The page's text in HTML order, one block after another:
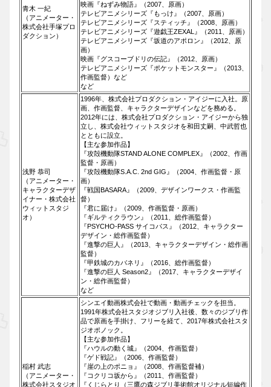
青木 一紀
（アニメーター・
株式会社手塚プロ
ダクション）
映画『ねずみ物語』（2007、原画）
テレビアニメシリーズ『もっけ』（2007、原画）
テレビアニメシリーズ『スティッチ』（2008、原画）
テレビアニメシリーズ『遊戯王ZEXAL』（2011、原画）
テレビアニメシリーズ『坂道のアポロン』（2012、原
画）
映画『グスコーブドリの伝記』（2012、原画）
テレビアニメシリーズ『ポケットモンスター』（2013、
作画監督）など
など
浅野 恭司
（アニメーター・
キャラクターデザ
イナー・株式会社
ウィットスタジ
オ）
1996年、株式会社プロダクション・アイジーに入社。原
画、作画監督、キャラクターデザインなどを務める。
2012年には、株式会社プロダクション・アイジーから独
立し、株式会社ウィットスタジオを和田丈嗣、中武哲也
とともに設立。
【主な参加作品】
『攻殻機動隊STAND ALONE COMPLEX』（2002、作画
監督・原画）
『攻殻機動隊S.A.C. 2nd GIG』（2004、作画監督・原
画）
『戦国BASARA』（2009、デザインワークス・作画監
督）
『君に届け』（2009、作画監督・原画）
『ギルティクラウン』（2011、総作画監督）
『PSYCHO-PASS サイコパス』（2012、キャラクター
デザイン・総作画監督）
『進撃の巨人』（2013、キャラクターデザイン・総作画
監督）
『甲鉄城のカバネリ』（2016、総作画監督）
『進撃の巨人 Season2』（2017、キャラクターデザイ
ン・総作画監督）
など
稲村 武志
（アニメーター・
株式会社スタジオ
シンエイ動画株式会社で動画・動画チェックを担当。
1991年株式会社スタジオジブリ入社後、数々のジブリ作
品で原画を手掛け、フリーを経て、2017年株式会社スタ
ジオポノック。
【主な参加作品】
『ハウルの動く城』（2004、作画監督）
『ゲド戦記』（2006、作画監督）
『崖の上のポニョ』（2008、作画監督補）
『コクリコ坂から』（2011、作画監督）
『くじらとり（三鷹の森ジブリ美術館オリジナル短編作